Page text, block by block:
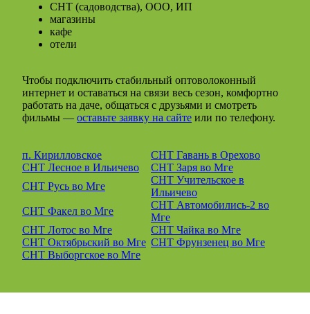
СНТ (садоводства), ООО, ИП
магазины
кафе
отели
Чтобы подключить стабильный оптоволоконный
интернет и оставаться на связи весь сезон, комфортно
работать на даче, общаться с друзьями и смотреть
фильмы — оставьте заявку на сайте или по телефону.
п. Кирилловское
СНТ Гавань в Орехово
СНТ Лесное в Ильичево
СНТ Заря во Мге
СНТ Русь во Мге
СНТ Учительское в
Ильичево
СНТ Факел во Мге
СНТ Автомобились-2 во
Мге
СНТ Лотос во Мге
СНТ Чайка во Мге
СНТ Октябрьский во Мге СНТ Фрунзенец во Мге
СНТ Выборгское во Мге